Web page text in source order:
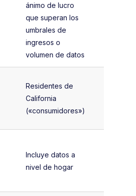
ánimo de lucro
que superan los
umbrales de
ingresos o
volumen de datos
Residentes de
California
(«consumidores»)
Incluye datos a
nivel de hogar